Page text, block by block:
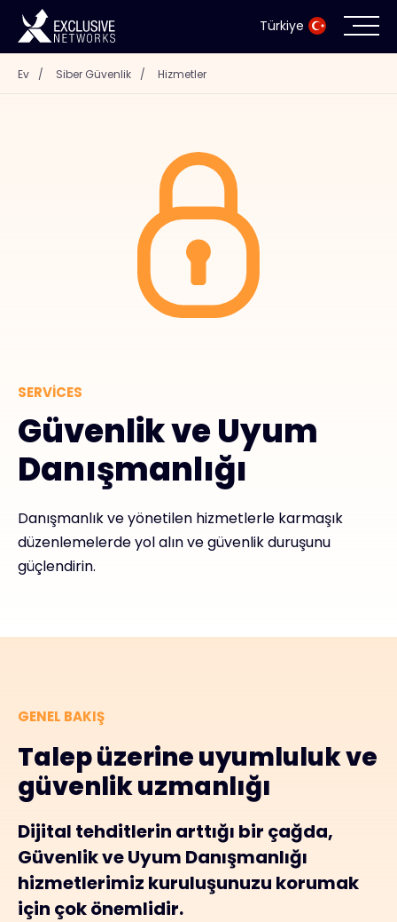
Türkiye
Siber Güvenlik
#weareexclusive
Ev / Siber Güvenlik / Hizmetler
SERVICES
Güvenlik ve Uyum
Danışmanlığı
Danışmanlık ve yönetilen hizmetlerle karmaşık
düzenlemelerde yol alın ve güvenlik duruşunu
güçlendirin.
GENEL BAKIŞ
Talep üzerine uyumluluk ve
güvenlik uzmanlığı
Dijital tehditlerin arttığı bir çağda,
Güvenlik ve Uyum Danışmanlığı
hizmetlerimiz kuruluşunuzu korumak
için çok önemlidir.